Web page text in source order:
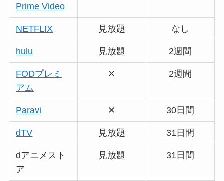
Prime Video
NETFLIX 見放題 なし
hulu 見放題 2週間
FODプレミ
アム
✕ 2週間
Paravi ✕ 30日間
dTV 見放題 31日間
dアニメスト
ア
見放題 31日間